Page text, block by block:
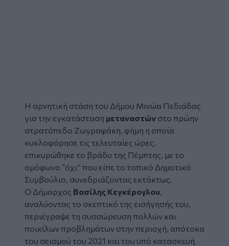
Η αρνητική στάση του Δήμου Μινώα Πεδιάδας
για την εγκατάσταση μεταναστών στο πρώην
στρατόπεδο Ζωγραφάκη, φήμη η οποία
κυκλοφόρησε τις τελευταίες ώρες,
επικυρώθηκε το βράδυ της Πέμπτης, με το
ομόφωνο “όχι” που είπε το τοπικό Δημοτικό
Συμβούλιο, συνεδριάζοντας εκτάκτως.
Ο Δήμαρχος Βασίλης Κεγκέρογλου,
αναλύοντας το σκεπτικό της εισήγησής του,
περιέγραψε τη συσσώρευση πολλών και
ποικίλων προβλημάτων στην περιοχή, απότοκα
του σεισμού του 2021 και του υπό κατασκευή